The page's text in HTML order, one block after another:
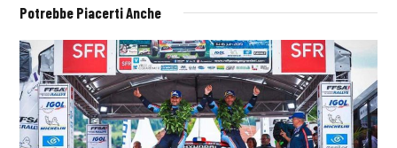
Potrebbe Piacerti Anche